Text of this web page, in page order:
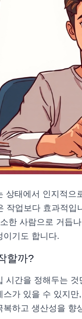
상태에서 인지적으
작업보다 효과적
한 사람으로 거듭
이기도 합니다.
할까?
시간을 정해두는
가 있을 수 있지
복하고 생산성을 향